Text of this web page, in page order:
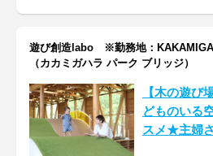
遊び創造labo ※勤務地：
（カカミガハラ パーク ブリッジ）
【木の遊び
どものいる
スメ★主婦